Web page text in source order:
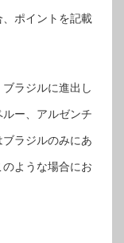
ポイントを記載
ラジルに進出し
ー、アルゼンチ
ラジルのみにあ
ような場合にお